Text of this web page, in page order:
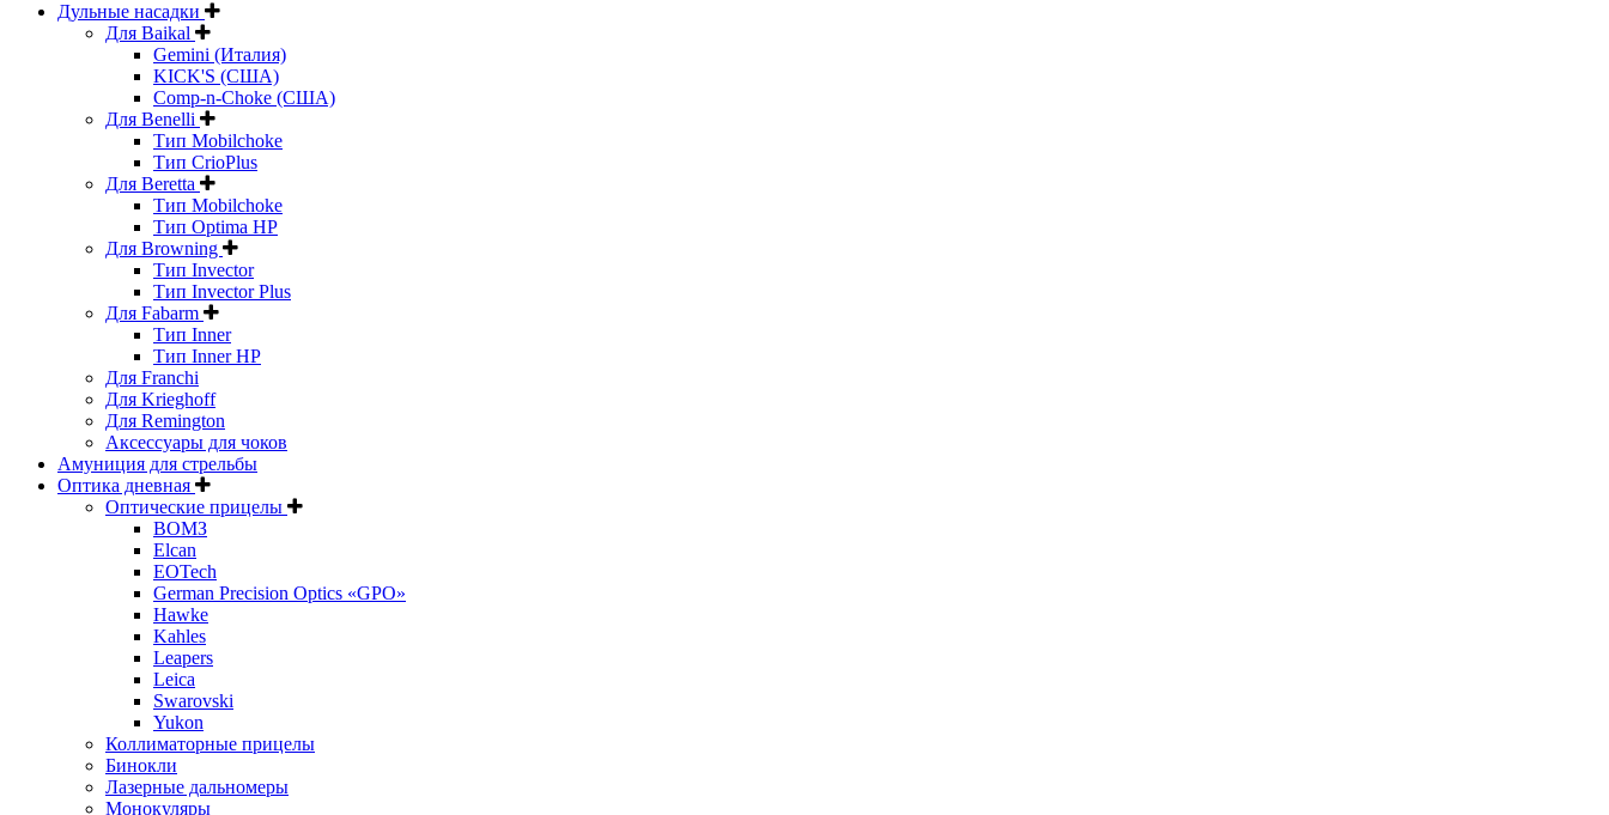
Дульные насадки
Для Baikal
Gemini (Италия)
KICK'S (США)
Comp-n-Choke (США)
Для Benelli
Тип Mobilchoke
Тип CrioPlus
Для Beretta
Тип Mobilchoke
Тип Optima HP
Для Browning
Тип Invector
Тип Invector Plus
Для Fabarm
Тип Inner
Тип Inner HP
Для Franchi
Для Krieghoff
Для Remington
Аксессуары для чоков
Амуниция для стрельбы
Оптика дневная
Оптические прицелы
ВОМЗ
Elcan
EOTech
German Precision Optics «GPO»
Hawke
Kahles
Leapers
Leica
Swarovski
Yukon
Коллиматорные прицелы
Бинокли
Лазерные дальномеры
Монокуляры